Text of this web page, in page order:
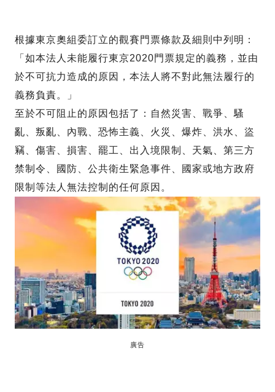
根據東京奧組委訂立的觀賽門票條款及細則中列明：
「如本法人未能履行東京2020門票規定的義務，並由
於不可抗力造成的原因，本法人將不對此無法履行的
義務負責。」
至於不可阻止的原因包括了：自然災害、戰爭、騷
亂、叛亂、內戰、恐怖主義、火災、爆炸、洪水、盜
竊、傷害、損害、罷工、出入境限制、天氣、第三方
禁制令、國防、公共衛生緊急事件、國家或地方政府
限制等法人無法控制的任何原因。
廣告